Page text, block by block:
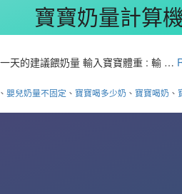
寶寶奶量計算
天的建議餵奶量 輸入寶寶體重 : 輸 …
、嬰兒奶量不固定 、寶寶喝多少奶 、寶寶喝奶 、